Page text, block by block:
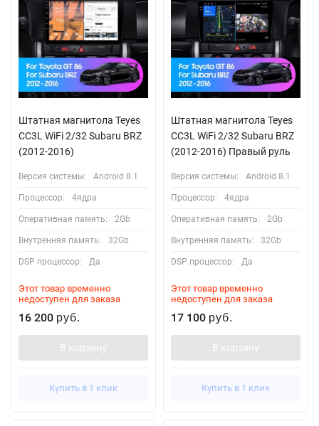
Штатная магнитола Teyes
CC3L WiFi 2/32 Subaru BRZ
(2012-2016)
Версия системы: Android 8.1
Процессор: 4ядра
Оперативная память: 2Gb
Внутренняя память: 32Gb
DSP процессор: Да
Этот товар временно
недоступен для заказа
16 200 руб.
В корзину
Купить в 1 клик
Штатная магнитола Teyes
CC3L WiFi 2/32 Subaru BRZ
(2012-2016) Правый руль
Версия системы: Android 8.1
Процессор: 4ядра
Оперативная память: 2Gb
Внутренняя память: 32Gb
DSP процессор: Да
Этот товар временно
недоступен для заказа
17 100 руб.
В корзину
Купить в 1 клик